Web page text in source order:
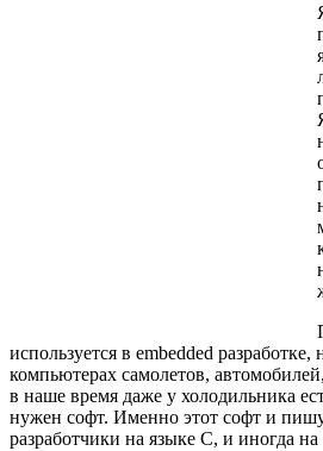
используется в embedded
компьютерах самолетов,
в наше время даже у холодильника
нужен софт. Именно этот софт и
разработчики на языке С, и иногда